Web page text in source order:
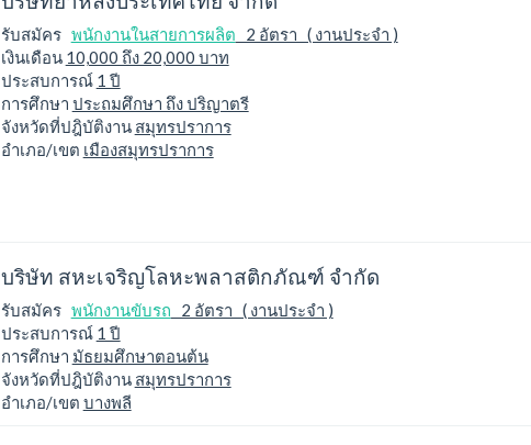
รับสมัคร พนักงานในสายการผลิต 2 อัตรา ( งานประจำ )
เงินเดือน 10,000 ถึง 20,000 บาท
ประสบการณ์ 1 ปี
การศึกษา ประถมศึกษา ถึง ปริญาตรี
จังหวัดที่ปฎิบัติงาน สมุทรปราการ
อำเภอ/เขต เมืองสมุทรปราการ
บริษัท สหะเจริญโลหะพลาสติกภัณฑ์ จำกัด
รับสมัคร พนักงานขับรถ 2 อัตรา ( งานประจำ )
ประสบการณ์ 1 ปี
การศึกษา มัธยมศึกษาตอนต้น
จังหวัดที่ปฎิบัติงาน สมุทรปราการ
อำเภอ/เขต บางพลี